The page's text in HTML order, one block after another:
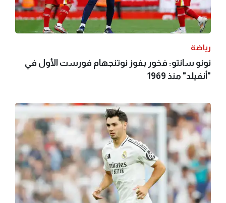
رياضة
نونو سانتو: فخور بفوز نوتنجهام فورست الأول في
"أنفيلد" منذ 1969